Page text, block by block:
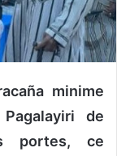
minime
de
portes, ce